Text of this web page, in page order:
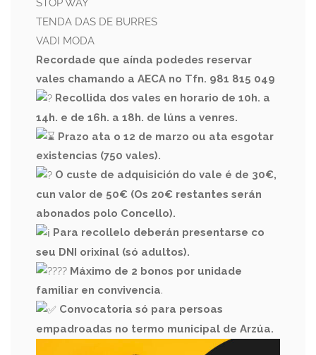
STOP WAY
TENDA DAS DE BURRES
VADI MODA
Recordade que aínda podedes reservar
vales chamando a AECA no Tfn. 981 815 049
Recollida dos vales en horario de 10h. a
14h. e de 16h. a 18h. de lúns a venres.
Prazo ata o 12 de marzo ou ata esgotar
existencias (750 vales).
O custe de adquisición do vale é de 30€,
cun valor de 50€ (Os 20€ restantes serán
abonados polo Concello).
Para recollelo deberán presentarse co
seu DNI orixinal (só adultos).
Máximo de 2 bonos por unidade
familiar en convivencia.
Convocatoria só para persoas
empadroadas no termo municipal de Arzúa.